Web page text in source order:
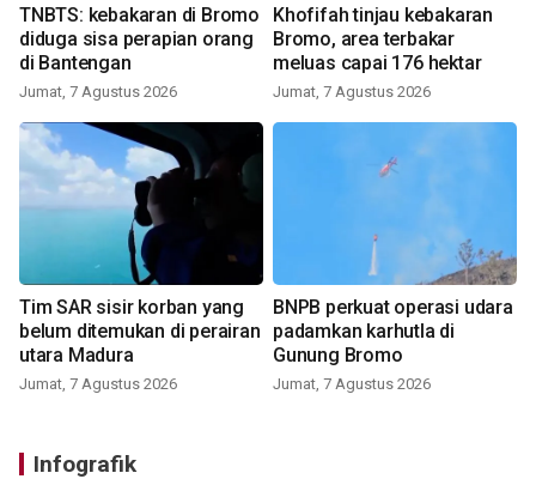
TNBTS: kebakaran di Bromo
diduga sisa perapian orang
di Bantengan
Jumat, 7 Agustus 2026
Khofifah tinjau kebakaran
Bromo, area terbakar
meluas capai 176 hektar
Jumat, 7 Agustus 2026
Tim SAR sisir korban yang
belum ditemukan di perairan
utara Madura
Jumat, 7 Agustus 2026
BNPB perkuat operasi udara
padamkan karhutla di
Gunung Bromo
Jumat, 7 Agustus 2026
Infografik